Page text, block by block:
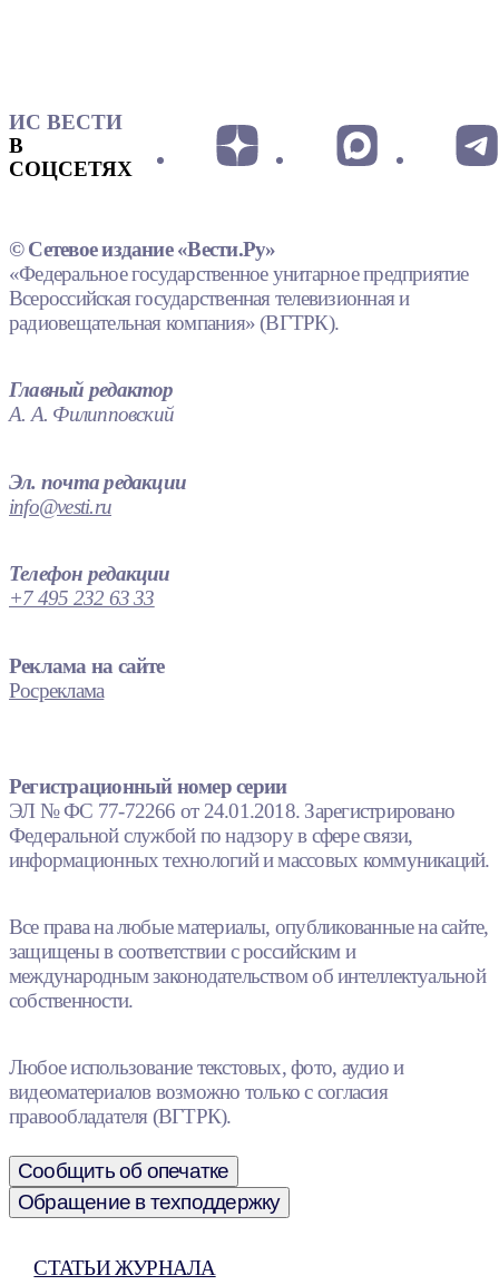
ИС ВЕСТИ
В
СОЦСЕТЯХ
© Сетевое издание «Вести.Ру»
«Федеральное государственное унитарное предприятие
Всероссийская государственная телевизионная и
радиовещательная компания» (ВГТРК).
Главный редактор
А. А. Филипповский
Эл. почта редакции
info@vesti.ru
Телефон редакции
+7 495 232 63 33
Реклама на сайте
Росреклама
Регистрационный номер серии
ЭЛ № ФС 77-72266 от 24.01.2018. Зарегистрировано
Федеральной службой по надзору в сфере связи,
информационных технологий и массовых коммуникаций.
Все права на любые материалы, опубликованные на сайте,
защищены в соответствии с российским и
международным законодательством об интеллектуальной
собственности.
Любое использование текстовых, фото, аудио и
видеоматериалов возможно только с согласия
правообладателя (ВГТРК).
Сообщить об опечатке
Обращение в техподдержку
СТАТЬИ ЖУРНАЛА